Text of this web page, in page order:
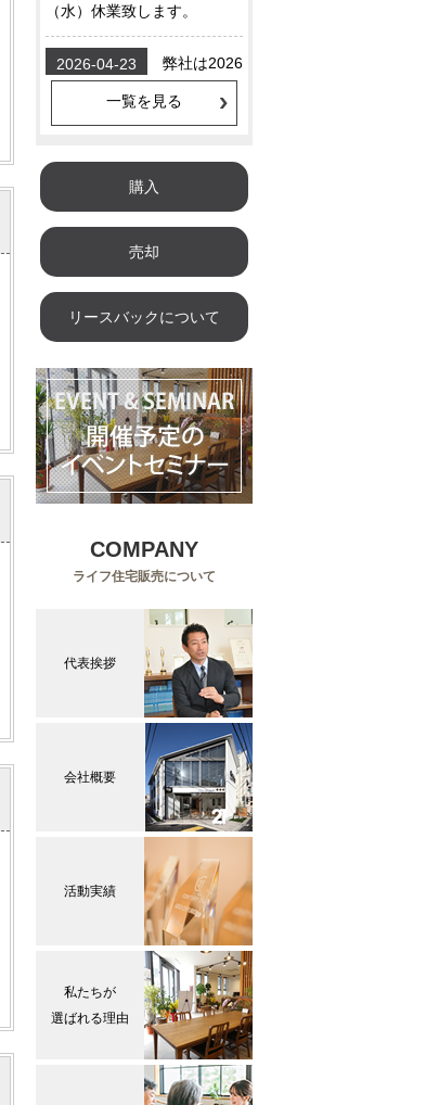
一覧を見る
購入
売却
リースバックについて
COMPANY
ライフ住宅販売について
代表挨拶
会社概要
活動実績
私たちが
選ばれる理由